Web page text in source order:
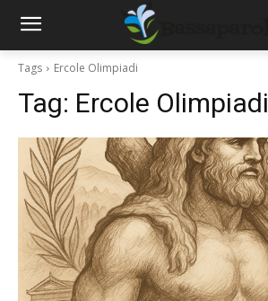
Tags Ercole Olimpiadi
Tag: Ercole Olimpiadi